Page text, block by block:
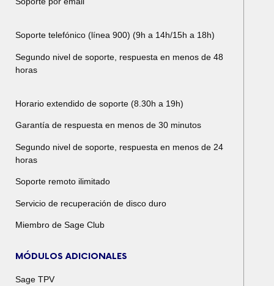
Soporte telefónico (línea 900) (9h a 14h/15h a 18h)
Segundo nivel de soporte, respuesta en menos de 48
horas
Horario extendido de soporte (8.30h a 19h)
Garantía de respuesta en menos de 30 minutos
Segundo nivel de soporte, respuesta en menos de 24
horas
Soporte remoto ilimitado
Servicio de recuperación de disco duro
Miembro de Sage Club
MÓDULOS ADICIONALES
Sage TPV